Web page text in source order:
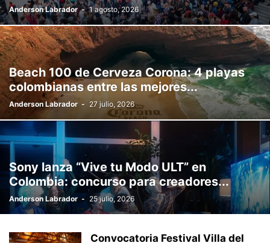
Anderson Labrador - 1 agosto, 2026
Beach 100 de Cerveza Corona: 4 playas
colombianas entre las mejores...
Anderson Labrador - 27 julio, 2026
Sony lanza “Vive tu Modo ULT” en
Colombia: concurso para creadores...
Anderson Labrador - 25 julio, 2026
Convocatoria Festival Villa del